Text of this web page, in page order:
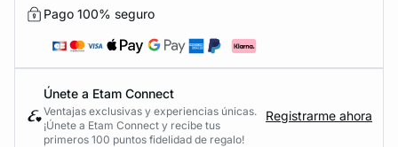
Pago 100% seguro
Únete a Etam Connect
Ventajas exclusivas y experiencias únicas.
¡Únete a Etam Connect y recibe tus
primeros 100 puntos fidelidad de regalo!
Registrarme ahora